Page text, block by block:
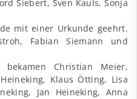
Siebert, Sven Kauls, Sonja
mit einer Urkunde geehrt.
Fabian Siemann und
Christian Meier,
Klaus Ötting, Lisa
Jan Heineking, Anna